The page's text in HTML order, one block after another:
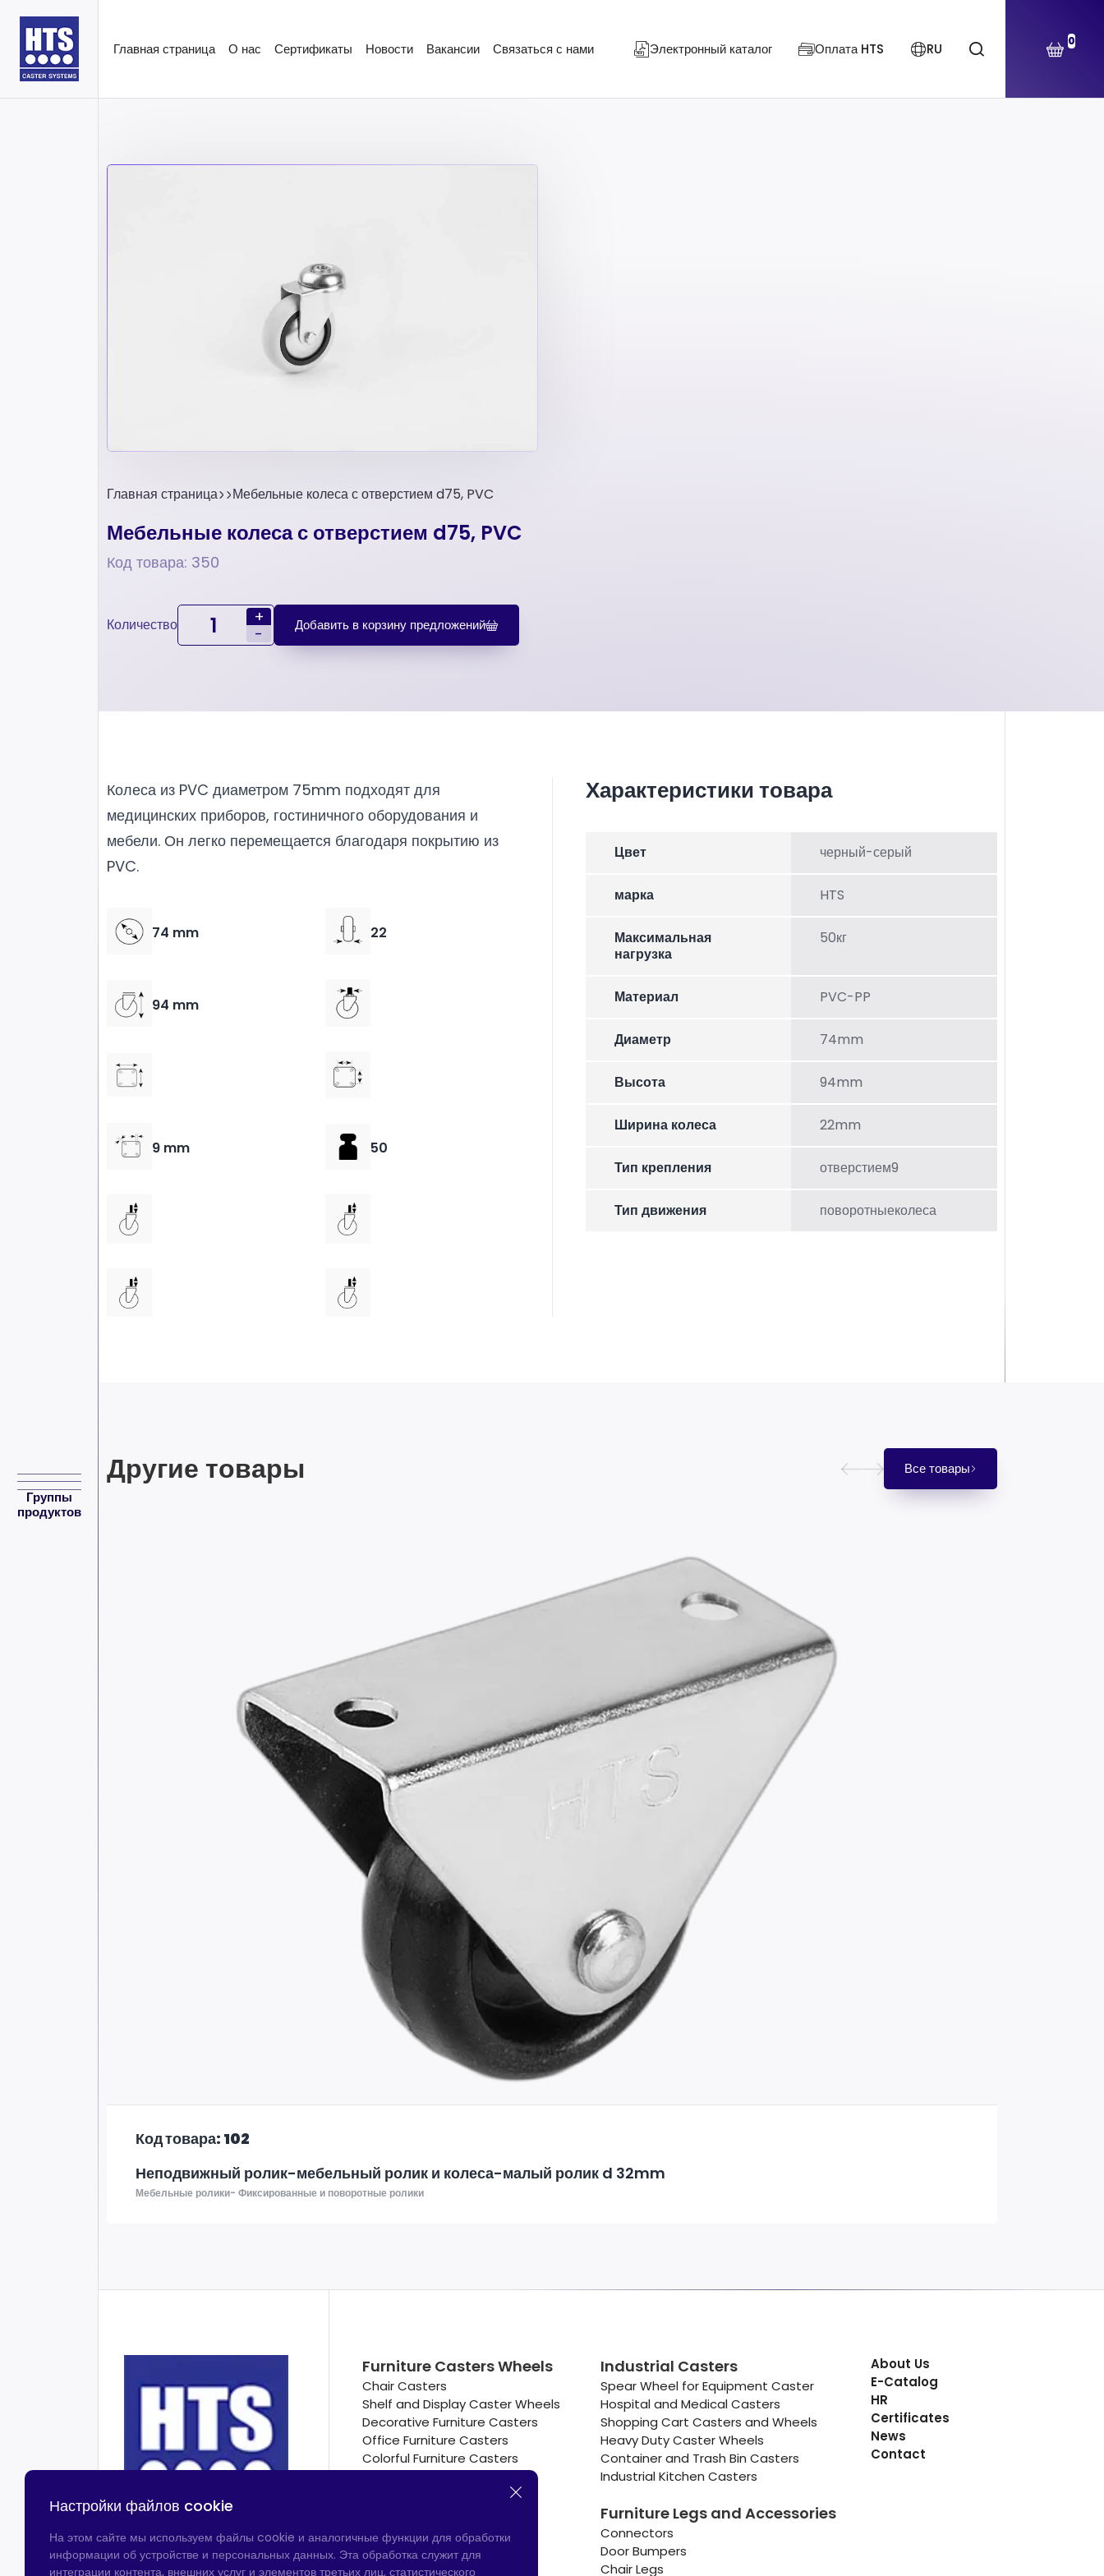
Главная страница О нас Сертификаты Новости Вакансии Связаться с нами Электронный каталог Оплата HTS RU 0
Группы
продуктов
Главная страница Мебельные колеса с отверстием d75, PVC
Мебельные колеса с отверстием d75, PVC
Код товара: 350
Количество
+
-
Добавить в корзину предложений
Колеса из PVC диаметром 75mm подходят для
медицинских приборов, гостиничного оборудования и
мебели. Он легко перемещается благодаря покрытию из
PVC.
74 mm 22
94 mm
9 mm 50
Характеристики товара
Цвет черный-серый
марка HTS
Максимальная
нагрузка
50кг
Материал PVC-PP
Диаметр 74mm
Высота 94mm
Ширина колеса 22mm
Тип крепления отверстием9
Тип движения поворотныеколеса
Другие товары Все товары
Код товара: 102
Неподвижный ролик-мебельный ролик и колеса-малый ролик d 32mm
Мебельные ролики- Фиксированные и поворотные ролики
Furniture Casters Wheels
Chair Casters
Shelf and Display Caster Wheels
Decorative Furniture Casters
Office Furniture Casters
Colorful Furniture Casters
Cooler and Warmer Caster
Industrial Casters
Spear Wheel for Equipment Caster
Hospital and Medical Casters
Shopping Cart Casters and Wheels
Heavy Duty Caster Wheels
Container and Trash Bin Casters
Industrial Kitchen Casters
Furniture Legs and Accessories
Connectors
Door Bumpers
Chair Legs
About Us
E-Catalog
HR
Certificates
News
Contact
Настройки файлов cookie
На этом сайте мы используем файлы cookie и аналогичные функции для обработки
информации об устройстве и персональных данных. Эта обработка служит для
интеграции контента, внешних услуг и элементов третьих лиц, статистического